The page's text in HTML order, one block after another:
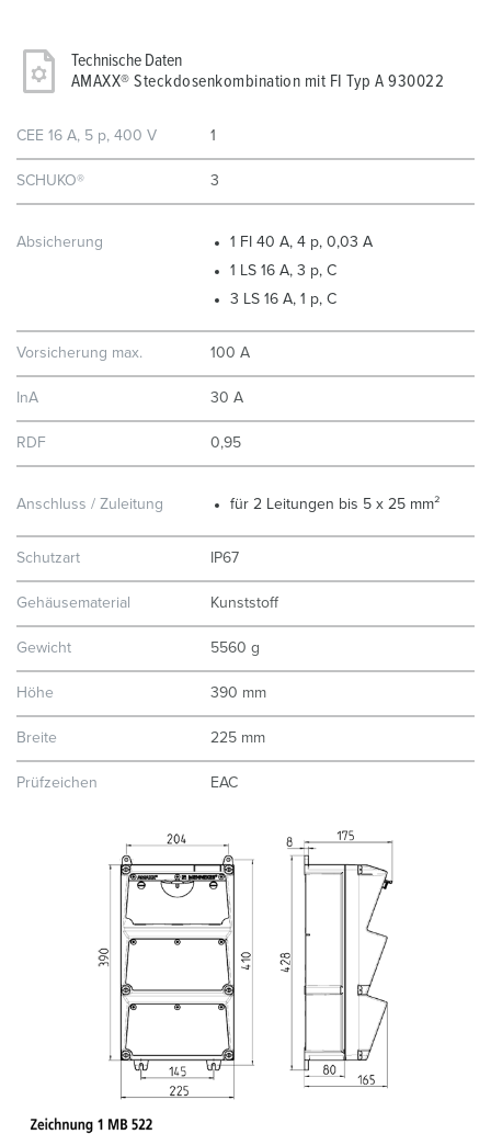
Technische Daten
AMAXX® Steckdosenkombination mit FI Typ A 930022
CEE 16 A, 5 p, 400 V 1
SCHUKO® 3
Absicherung
1 FI 40 A, 4 p, 0,03 A
1 LS 16 A, 3 p, C
3 LS 16 A, 1 p, C
Vorsicherung max. 100 A
InA 30 A
RDF 0,95
Anschluss / Zuleitung für 2 Leitungen bis 5 x 25 mm²
Schutzart IP67
Gehäusematerial Kunststoff
Gewicht 5560 g
Höhe 390 mm
Breite 225 mm
Prüfzeichen EAC